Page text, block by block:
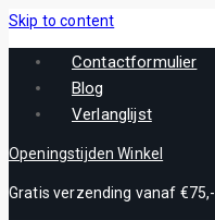
Skip to content
Contactformulier
Blog
Verlanglijst
Openingstijden Winkel
Gratis verzending vanaf €75,-